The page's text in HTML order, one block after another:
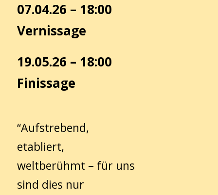
07.04.26 – 18:00
Vernissage
19.05.26 – 18:00
Finissage
“Aufstrebend,
etabliert,
weltberühmt – für uns
sind dies nur